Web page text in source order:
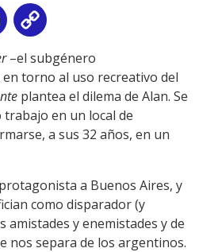
Email
Link
–el subgénero
torno al uso recreativo del
plantea el dilema de Alan. Se
en un local de
a sus 32 años, en un
a Buenos Aires, y
como disparador (y
amistades y enemistades y de
nos separa de los argentinos.